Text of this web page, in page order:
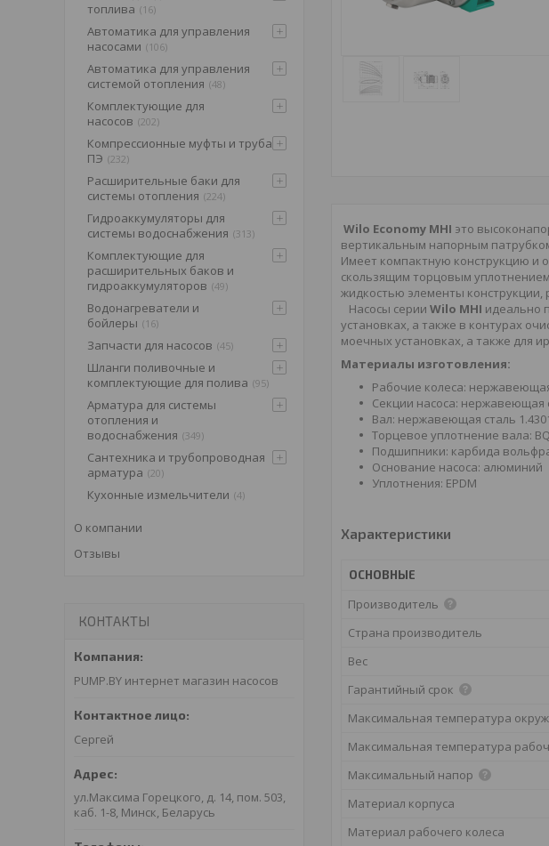
Wilo Economy MHI это
вертикальным напорным
Имеет компактную конструкцию и
скользящим торцовым
жидкостью элементы
Насосы серии Wilo MHI идеально
установках, а также в контурах
моечных установках, а также для
Материалы изготовления:
Рабочие колеса: нержавеющая
Секции насоса: нержавеющая
Вал: нержавеющая сталь
Торцевое уплотнение вала:
Подшипники: карбида
Основание насоса: алюминий
Уплотнения: EPDM
Характеристики
ОСНОВНЫЕ
Производитель
Страна производитель
Вес
Гарантийный срок
Максимальная температура
Максимальная температура
Максимальный напор
Материал корпуса
Материал рабочего колеса
топлива
16
Автоматика для управления
насосами
106
Автоматика для управления
системой отопления 48
Комплектующие для
насосов 202
Компрессионные муфты и труба
ПЭ 232
Расширительные баки для
системы отопления 224
Гидроаккумуляторы для
системы водоснабжения 313
Комплектующие для
расширительных баков и
гидроаккумуляторов 49
Водонагреватели и
бойлеры
16
Запчасти для насосов 45
Шланги поливочные и
комплектующие для полива 95
Арматура для системы
отопления и
водоснабжения 349
Сантехника и трубопроводная
арматура 20
Кухонные измельчители 4
О компании
Отзывы
КОНТАКТЫ
PUMP.BY интернет магазин насосов
Сергей
ул.Максима Горецкого, д. 14, пом. 503,
каб. 1-8, Минск, Беларусь